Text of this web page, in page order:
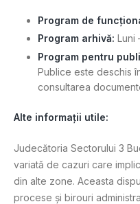
Program de
Program arhivă: Luni
Program pentru
Publice este deschis
consultarea
Alte informații utile:
Judecătoria Sectorului 3
variată de cazuri care
din alte zone. Aceasta
procese și birouri